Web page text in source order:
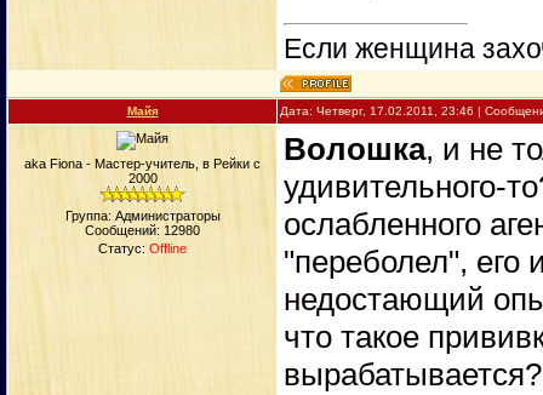
Если женщина
Майя Дата: Четверг, 17.02.2011, 23:46 |
aka Fiona - Мастер-учитель, в Рейки с
2000
Группа: Администраторы
Сообщений: 12980
Статус: Offline
Вoлошка, и не
удивительного-
ослабленного
"переболел", его
недостающий
что такое
вырабатывается?